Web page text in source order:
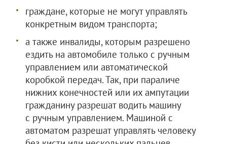
граждане, которые не могут управлять
конкретным видом транспорта;
а также инвалиды, которым разрешено
ездить на автомобиле только с ручным
управлением или автоматической
коробкой передач. Так, при параличе
нижних конечностей или их ампутации
гражданину разрешат водить машину
с ручным управлением. Машиной с
автоматом разрешат управлять человеку